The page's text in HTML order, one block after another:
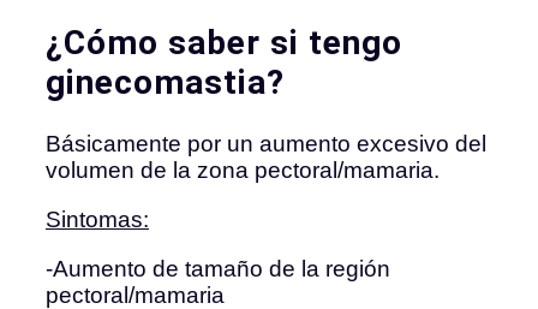
¿Cómo saber si tengo
ginecomastia?
Básicamente por un aumento excesivo del
volumen de la zona pectoral/mamaria.
Sintomas:
-Aumento de tamaño de la región
pectoral/mamaria